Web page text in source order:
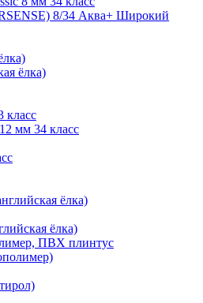
8/34 Аква+ Широкий
ёлка)
класс
мм 34 класс
ёлка)
ёлка)
ПВХ плинтус